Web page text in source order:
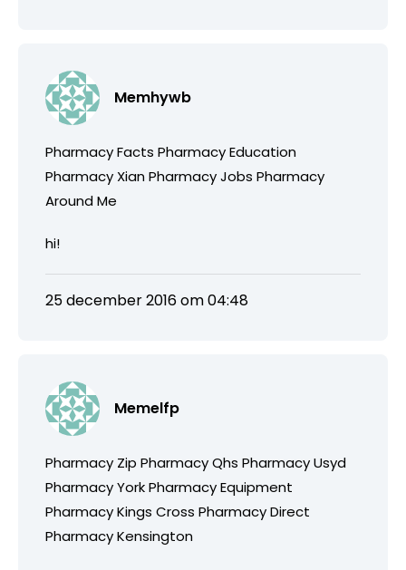
Memhywb
Pharmacy Facts Pharmacy Education
Pharmacy Xian Pharmacy Jobs Pharmacy
Around Me
hi!
25 december 2016 om 04:48
Memelfp
Pharmacy Zip Pharmacy Qhs Pharmacy Usyd
Pharmacy York Pharmacy Equipment
Pharmacy Kings Cross Pharmacy Direct
Pharmacy Kensington